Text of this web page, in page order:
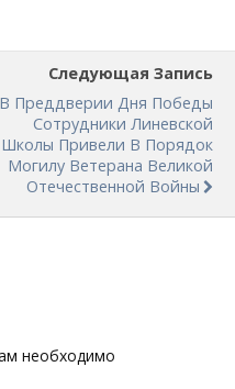
Следующая Запись
В Преддверии Дня Победы
Сотрудники Линевской
Школы Привели В Порядок
Могилу Ветерана Великой
Отечественной Войны
необходимо